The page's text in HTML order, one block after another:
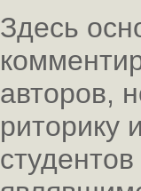
Здесь
авторов,
риторику